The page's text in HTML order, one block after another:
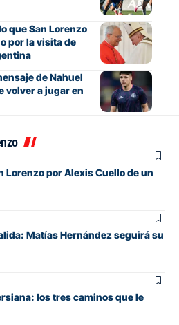
que San Lorenzo
por la visita de
de Nahuel
volver a jugar en
Lorenzo por Alexis Cuello de un
Matías Hernández seguirá su
los tres caminos que le